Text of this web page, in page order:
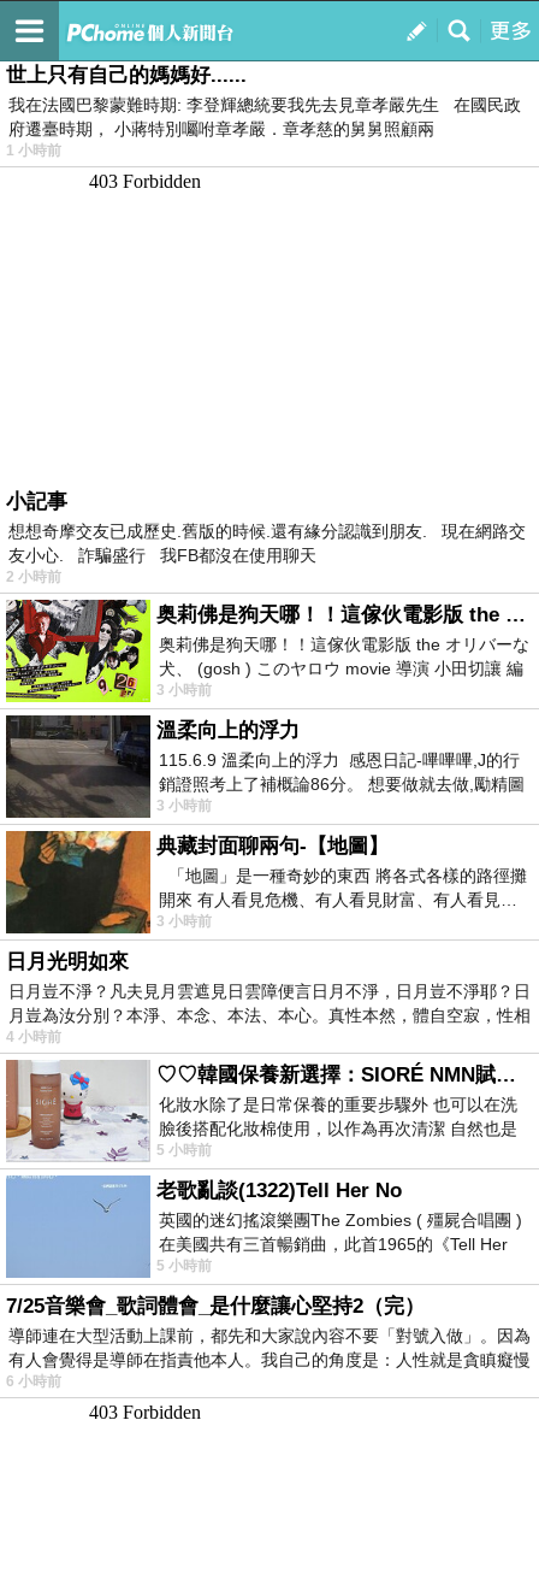
我的
最新文章
世上只有自己的媽媽好......
我在法國巴黎蒙難時期: 李登輝總統要我先去見章孝嚴先生 在國民政
府遷臺時期， 小蔣特別囑咐章孝嚴．章孝慈的舅舅照顧兩
1 小時前
小記事
想想奇摩交友已成歷史.舊版的時候.還有緣分認識到朋友. 現在網路交
友小心. 詐騙盛行 我FB都沒在使用聊天
2 小時前
奥莉佛是狗天哪！！這傢伙電影版 the オリバーな犬、 (gosh ) このヤロウ movie
奥莉佛是狗天哪！！這傢伙電影版 the オリバーな
犬、 (gosh ) このヤロウ movie 導演 小田切讓 編
劇: 小田切讓 主演: 小田切讓
3 小時前
溫柔向上的浮力
115.6.9 溫柔向上的浮力 感恩日記-嗶嗶嗶,J的行
銷證照考上了補概論86分。 想要做就去做,勵精圖
治大成功,也是表法,堅持和努力
3 小時前
典藏封面聊兩句-【地圖】
「地圖」是一種奇妙的東西 將各式各樣的路徑攤
開來 有人看見危機、有人看見財富、有人看見…
從中可以發掘出不同的
3 小時前
日月光明如來
日月豈不淨？凡夫見月雲遮見日雲障便言日月不淨，日月豈不淨耶？日
月豈為汝分別？本淨、本念、本法、本心。真性本然，體自空寂，性相
4 小時前
♡♡韓國保養新選擇：SIORÉ NMN賦活泡泡化妝水♡♡
化妝水除了是日常保養的重要步驟外 也可以在洗
臉後搭配化妝棉使用，以作為再次清潔 自然也是
我的保養必備品項 不過，我對於化妝
5 小時前
老歌亂談(1322)Tell Her No
英國的迷幻搖滾樂團The Zombies ( 殭屍合唱團 )
在美國共有三首暢銷曲，此首1965的《Tell Her
No》即為其中之一，在告示牌百大單曲
5 小時前
7/25音樂會_歌詞體會_是什麼讓心堅持2（完）
導師連在大型活動上課前，都先和大家說內容不要「對號入做」。因為
有人會覺得是導師在指責他本人。我自己的角度是：人性就是貪瞋癡慢
6 小時前